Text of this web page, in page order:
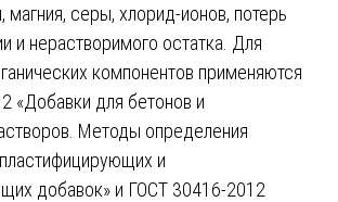
магния, серы, хлорид-ионов, потерь
и нерастворимого остатка. Для
компонентов применяются
«Добавки для бетонов и
Методы определения
и
добавок» и ГОСТ 30416-2012